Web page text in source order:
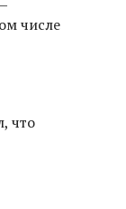
числе
что